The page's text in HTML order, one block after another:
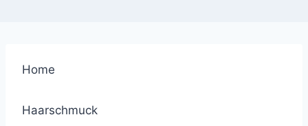
Home
Haarschmuck